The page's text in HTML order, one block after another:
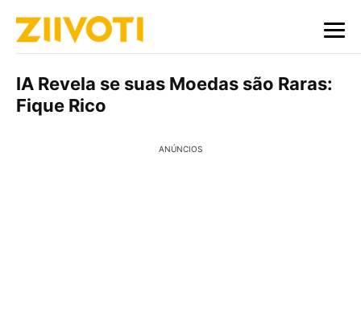
IA Revela se suas Moedas são Raras:
Fique Rico
ANÚNCIOS